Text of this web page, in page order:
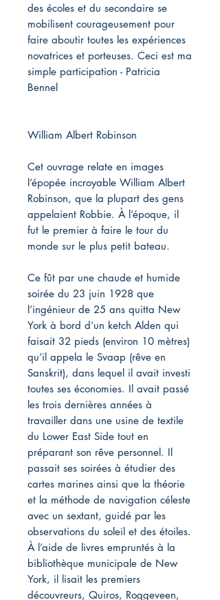
des écoles et du secondaire se
mobilisent courageusement pour
faire aboutir toutes les expériences
novatrices et porteuses. Ceci est ma
simple participation - Patricia
Bennel
William Albert Robinson
Cet ouvrage relate en images
l’épopée incroyable William Albert
Robinson, que la plupart des gens
appelaient Robbie. À l’époque, il
fut le premier à faire le tour du
monde sur le plus petit bateau.
Ce fût par une chaude et humide
soirée du 23 juin 1928 que
l’ingénieur de 25 ans quitta New
York à bord d’un ketch Alden qui
faisait 32 pieds (environ 10 mètres)
qu’il appela le Svaap (rêve en
Sanskrit), dans lequel il avait investi
toutes ses économies. Il avait passé
les trois dernières années à
travailler dans une usine de textile
du Lower East Side tout en
préparant son rêve personnel. Il
passait ses soirées à étudier des
cartes marines ainsi que la théorie
et la méthode de navigation céleste
avec un sextant, guidé par les
observations du soleil et des étoiles.
À l’aide de livres empruntés à la
bibliothèque municipale de New
York, il lisait les premiers
découvreurs, Quiros, Roggeveen,